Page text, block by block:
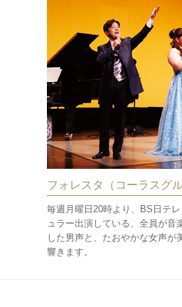
フォレスタ（コーラスグル
毎週月曜日20時より、BS日テ
ュラー出演している、全員が音
した男声と、たおやかな女声が
響きます。